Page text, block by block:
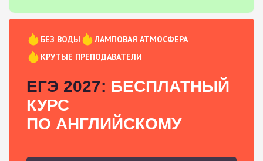
БЕЗ ВОДЫ
ЛАМПОВАЯ АТМОСФЕРА
КРУТЫЕ ПРЕПОДАВАТЕЛИ
ЕГЭ 2027: БЕСПЛАТНЫЙ
КУРС
ПО АНГЛИЙСКОМУ